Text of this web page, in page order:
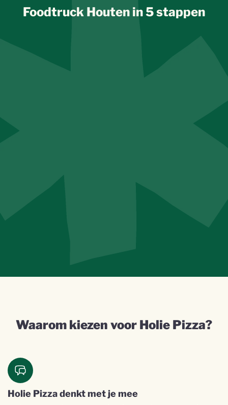
Foodtruck Houten in 5 stappen
Waarom kiezen voor Holie Pizza?
Holie Pizza denkt met je mee